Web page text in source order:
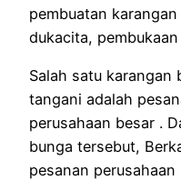
pembuatan
dukacita,
Salah satu karangan
tangani adalah
perusahaan besar .
bunga tersebut,
pesanan